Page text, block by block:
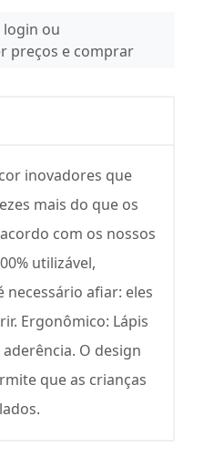
login ou
preços e comprar
inovadores que
mais do que os
com os nossos
utilizável,
necessário afiar: eles
Ergonômico: Lápis
O design
que as crianças